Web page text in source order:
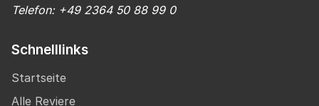
Telefon: +49 2364 50 88 99 0
Schnelllinks
Startseite
Alle Reviere